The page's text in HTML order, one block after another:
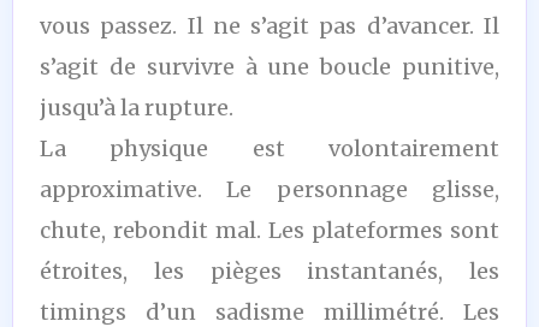
vous passez. Il ne s’agit pas d’avancer. Il
s’agit de survivre à une boucle punitive,
jusqu’à la rupture.
La physique est volontairement
approximative. Le personnage glisse,
chute, rebondit mal. Les plateformes sont
étroites, les pièges instantanés, les
timings d’un sadisme millimétré. Les